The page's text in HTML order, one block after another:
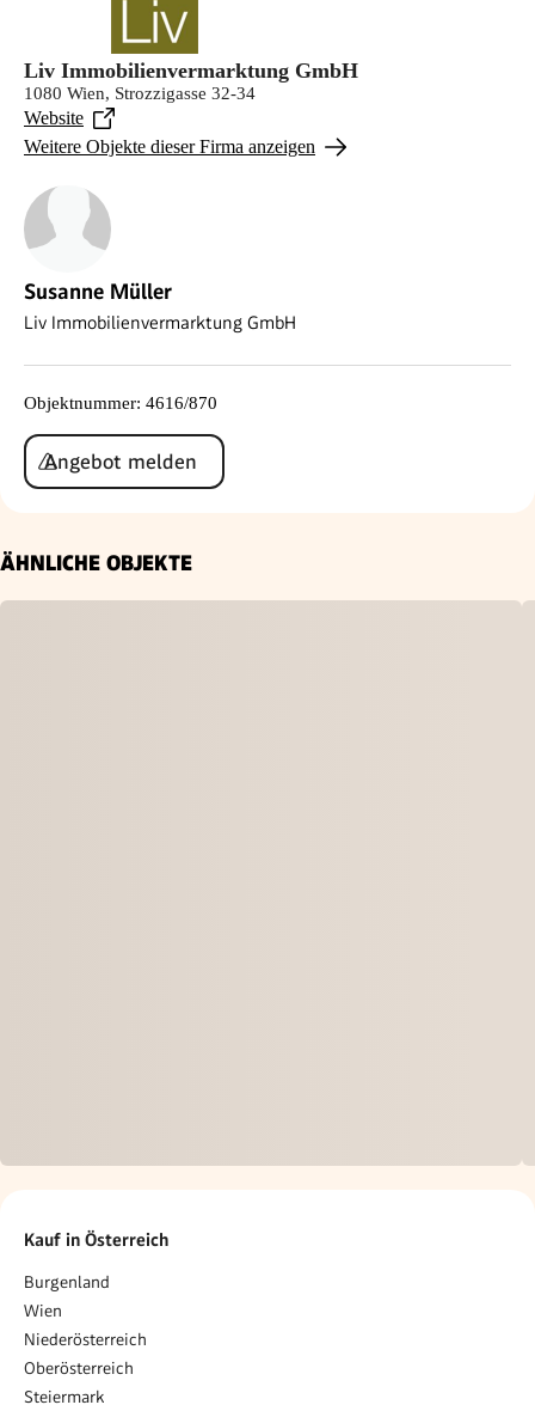
Liv Immobilienvermarktung GmbH
1080 Wien, Strozzigasse 32-34
Website
Weitere Objekte dieser Firma anzeigen
Susanne Müller
Liv Immobilienvermarktung GmbH
Objektnummer: 4616/870
Angebot melden
ÄHNLICHE OBJEKTE
Kauf in Österreich
Burgenland
Wien
Niederösterreich
Oberösterreich
Steiermark